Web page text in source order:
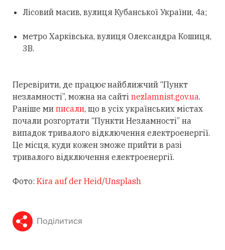
Лісовий масив, вулиця Кубанської України, 4а;
метро Харківська, вулиця Олександра Кошиця,
3В.
Перевірити, де працює найближчий “Пункт
незламності”, можна на сайті nezlamnist.gov.ua.
Раніше ми писали, що в усіх українських містах
почали розгортати “Пункти Незламності” на
випадок тривалого відключення електроенергії.
Це місця, куди кожен зможе прийти в разі
тривалого відключення електроенергії.
Фото: Kira auf der Heid/Unsplash
Поділитися